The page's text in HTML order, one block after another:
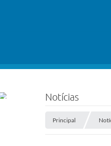
Notícias
Principal